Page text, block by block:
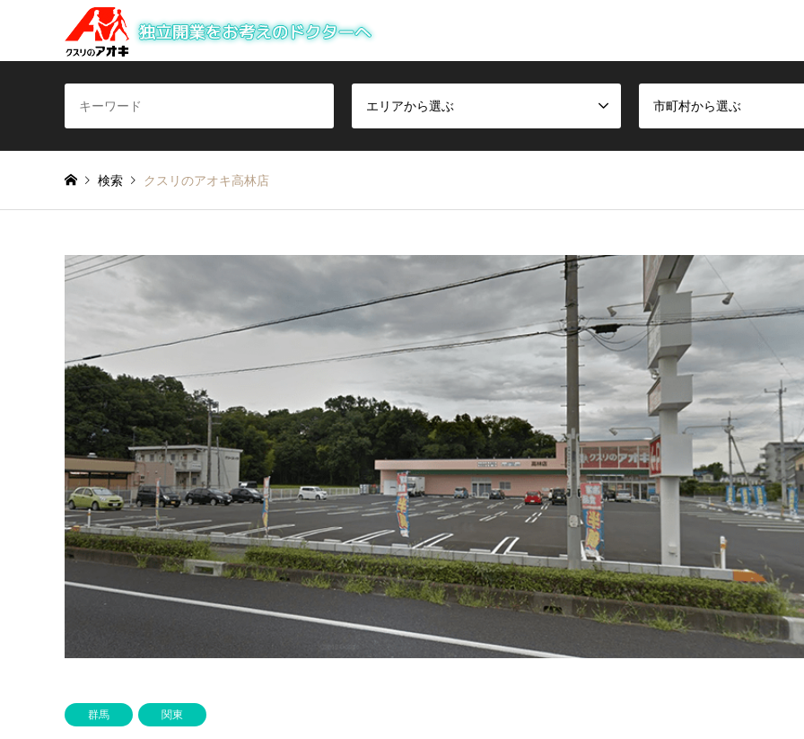
エリアから選ぶ 市町村から選ぶ
検索 クスリのアオキ高林店
群馬 関東